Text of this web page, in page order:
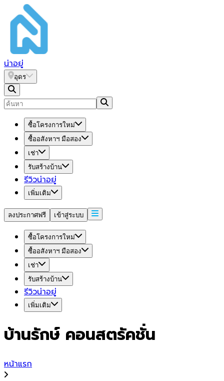
น่าอยู่
อุดร
ซื้อโครงการใหม่
ซื้ออสังหาฯ มือสอง
เช่า
รับสร้างบ้าน
รีวิวน่าอยู่
เพิ่มเติม
ลงประกาศฟรี เข้าสู่ระบบ
ซื้อโครงการใหม่
ซื้ออสังหาฯ มือสอง
เช่า
รับสร้างบ้าน
รีวิวน่าอยู่
เพิ่มเติม
บ้านรักษ์ คอนสตรัคชั่น
หน้าแรก